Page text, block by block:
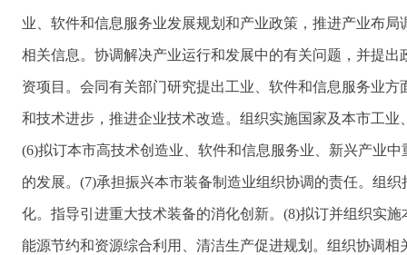
业、软件和信息服务业发展规划和产业政策，推进产业布
相关信息。协调解决产业运行和发展中的有关问题，并提
资项目。会同有关部门研究提出工业、软件和信息服务业
和技术进步，推进企业技术改造。组织实施国家及本市工
(6)拟订本市高技术创造业、软件和信息服务业、新兴产业
的发展。(7)承担振兴本市装备制造业组织协调的责任。组
化。指导引进重大技术装备的消化创新。(8)拟订并组织实
能源节约和资源综合利用、清洁生产促进规划。组织协调